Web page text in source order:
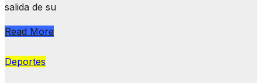
salida de su
Read More
Deportes